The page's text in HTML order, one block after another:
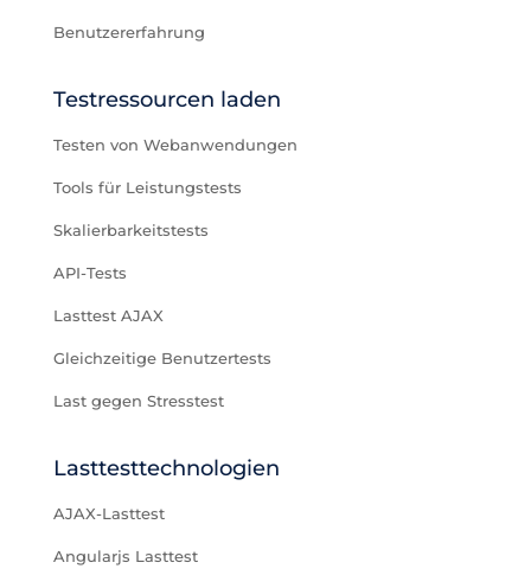
Benutzererfahrung
Testressourcen laden
Testen von Webanwendungen
Tools für Leistungstests
Skalierbarkeitstests
API-Tests
Lasttest AJAX
Gleichzeitige Benutzertests
Last gegen Stresstest
Lasttesttechnologien
AJAX-Lasttest
Angularjs Lasttest